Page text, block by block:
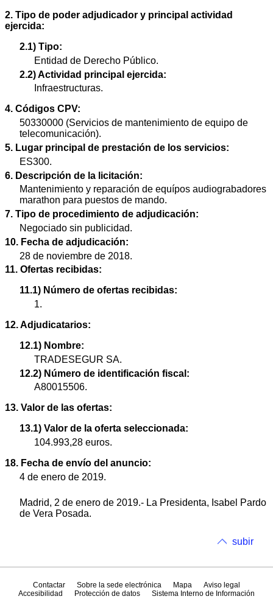
2. Tipo de poder adjudicador y principal actividad
ejercida:
2.1) Tipo:
Entidad de Derecho Público.
2.2) Actividad principal ejercida:
Infraestructuras.
4. Códigos CPV:
50330000 (Servicios de mantenimiento de equipo de
telecomunicación).
5. Lugar principal de prestación de los servicios:
ES300.
6. Descripción de la licitación:
Mantenimiento y reparación de equípos audiograbadores
marathon para puestos de mando.
7. Tipo de procedimiento de adjudicación:
Negociado sin publicidad.
10. Fecha de adjudicación:
28 de noviembre de 2018.
11. Ofertas recibidas:
11.1) Número de ofertas recibidas:
1.
12. Adjudicatarios:
12.1) Nombre:
TRADESEGUR SA.
12.2) Número de identificación fiscal:
A80015506.
13. Valor de las ofertas:
13.1) Valor de la oferta seleccionada:
104.993,28 euros.
18. Fecha de envío del anuncio:
4 de enero de 2019.
Madrid, 2 de enero de 2019.- La Presidenta, Isabel Pardo
de Vera Posada.
subir
Contactar Sobre la sede electrónica Mapa
Aviso legal
Accesibilidad
Protección de datos
Sistema Interno de Información